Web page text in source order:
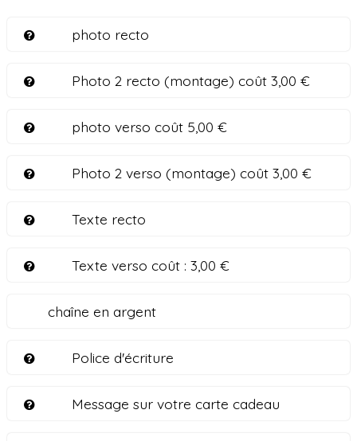
photo recto
Photo 2 recto (montage) coût 3,00 €
photo verso coût 5,00 €
Photo 2 verso (montage) coût 3,00 €
Texte recto
Texte verso coût :3,00 €
chaîne en argent
Police d'écriture
Message sur votre carte cadeau